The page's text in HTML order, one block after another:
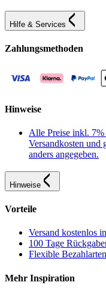
Hilfe & Services
Zahlungsmethoden
Hinweise
Alle Preise inkl.
Versandkosten und
anders angegeben.
Hinweise
Vorteile
Versand kostenlos
100 Tage
Flexible Bezahlarten
Mehr Inspiration